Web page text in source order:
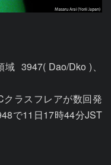
3947( Dao/Dko )、
ラスフレアが数回発
で11日17時44分JST